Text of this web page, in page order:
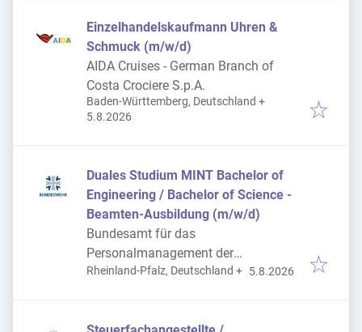
Einzelhandelskaufmann Uhren &
Schmuck (m/w/d)
AIDA Cruises - German Branch of
Costa Crociere S.p.A.
Baden-Württemberg, Deutschland +
Veröffentlicht
5.8.2026
Duales Studium MINT Bachelor of
Engineering / Bachelor of Science -
Beamten-Ausbildung (m/w/d)
Bundesamt für das
Personalmanagement der
Bundeswehr
Rheinland-Pfalz, Deutschland + Veröffentlicht:
5.8.2026